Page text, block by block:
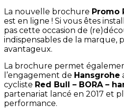
La nouvelle brochure Promo
est en ligne ! Si vous êtes
pas cette occasion de
indispensables de la marque,
avantageux.
La brochure permet
l’engagement de Hansgrohe
cycliste Red Bull – BORA –
partenariat lancé en 2017 et
performance.